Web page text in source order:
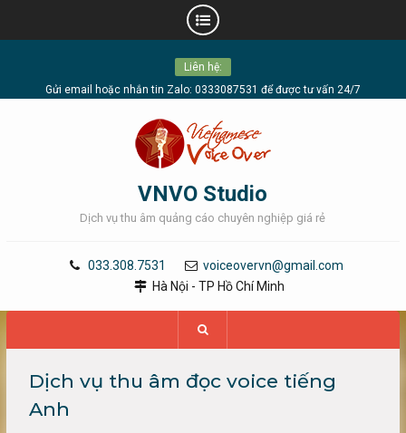
Liên hệ:
Gửi email hoặc nhắn tin Zalo: 0333087531 để được tư vấn 24/7
VNVO Studio
Dịch vụ thu âm quảng cáo chuyên nghiệp giá rẻ
033.308.7531
voiceovervn@gmail.com
Hà Nội - TP Hồ Chí Minh
Dịch vụ thu âm đọc voice tiếng
Anh